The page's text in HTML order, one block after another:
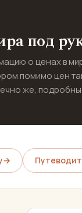
под
о ценах в
помимо цен
же,
→